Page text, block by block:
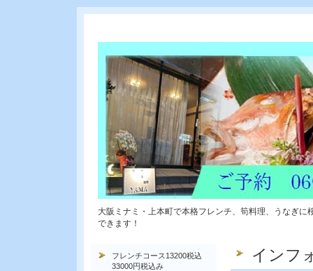
大阪ミナミ・上本町で本格フレンチ、筍料理、うなぎ
できます！
インフ
フレンチコース13200税込
33000円税込み